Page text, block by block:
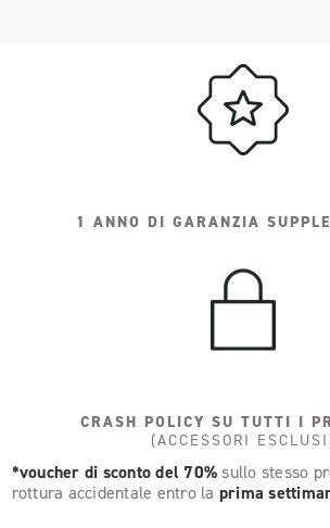
1 ANNO DI GARANZIA
CRASH POLICY SU TUTTI I
(ACCESSORI
*voucher di sconto del 70% sullo stesso
rottura accidentale entro la prima